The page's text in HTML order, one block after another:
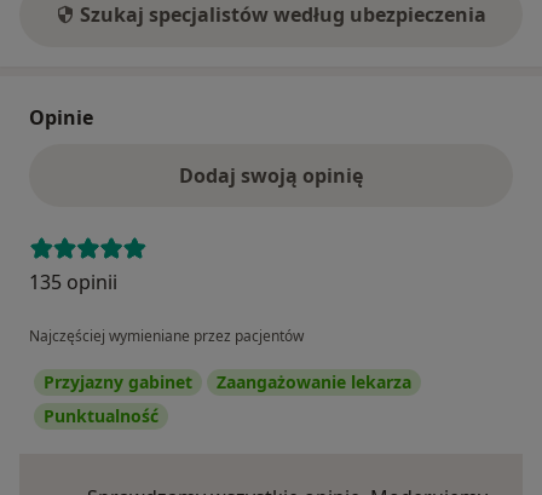
Szukaj specjalistów według ubezpieczenia
Opinie
Dodaj swoją opinię
135 opinii
Najczęściej wymieniane przez pacjentów
Przyjazny gabinet
Zaangażowanie lekarza
Punktualność